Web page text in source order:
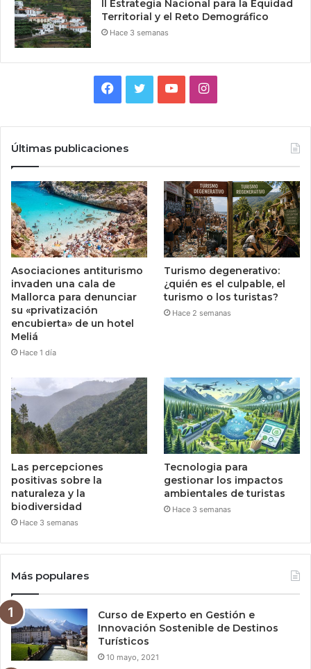
II Estrategia Nacional para la Equidad
Territorial y el Reto Demográfico
Hace 3 semanas
Facebook
TwitterYouTubeInstagram
Últimas publicaciones
Asociaciones antiturismo
invaden una cala de
Mallorca para denunciar
su «privatización
encubierta» de un hotel
Meliá
Hace 1 día
Turismo degenerativo:
¿quién es el culpable, el
turismo o los turistas?
Hace 2 semanas
Las percepciones
positivas sobre la
naturaleza y la
biodiversidad
Hace 3 semanas
Tecnologia para
gestionar los impactos
ambientales de turistas
Hace 3 semanas
Más populares
Curso de Experto en Gestión e
Innovación Sostenible de Destinos
Turísticos
10 mayo, 2021